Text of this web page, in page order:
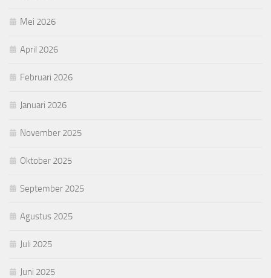
Mei 2026
April 2026
Februari 2026
Januari 2026
November 2025
Oktober 2025
September 2025
Agustus 2025
Juli 2025
Juni 2025